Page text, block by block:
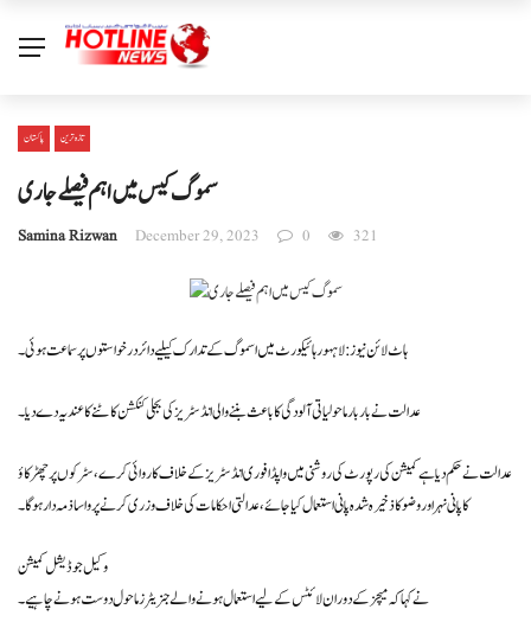
پاکستان تازہ ترین
سموگ کیس میں اہم فیصلےجاری
Samina Rizwan December 29, 2023 0 321
ہاٹ لائن نیوز : لاہہور ہائیکورٹ میں اسموگ کے تدارک کیلیے دائر درخواستوں پر سماعت ہوئی ۔
عدالت نےبار بار ماحولیاتی آلودگی کا باعث بننے والی انڈسٹریز کی بجلی کنکشن کاٹنے کا عندیہ دےدیا۔
عدالت نے حکم دیا ہے کمیشن کی رپورٹ کی روشنی میں واپڈا فوری انڈسٹریز کے خلاف کاروائی کرے ، سٹرکوں پر چھڑکاؤ
کا پانی نہر اور وضو کا ذخیرہ شدہ پانی استعمال کیا جائے ، عدالتی احکامات کی خلاف وزری کرنے پر واسا ذمہ دار ہوگا ۔
وکیل جوڈیشل کمیشن
نے کہا کہ میچز کے دوران لائٹس کے لیے استعمال ہونے والے جنریٹرز ماحول دوست ہونے چاہیے ۔